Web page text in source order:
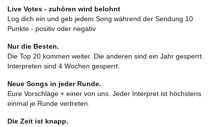
Live Votes - zuhören wird belohnt
Log dich ein und geb jedem Song während der Sendung 10
Punkte - positiv oder negativ
Nur die Besten.
Die Top 20 kommen weiter. Die anderen sind ein Jahr gesperrt.
Interpreten sind 4 Wochen gesperrt.
Neue Songs in jeder Runde.
Eure Vorschläge + einer von uns. Jeder Interpret ist höchstens
einmal je Runde vertreten.
Die Zeit ist knapp.